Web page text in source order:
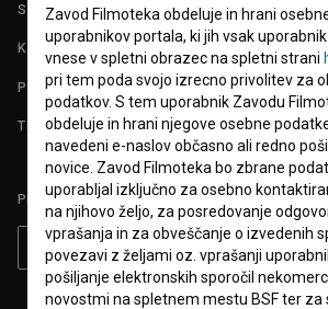
STATISTIKA
KONTAKT
POGOSTA VPRAŠANJA
TEST FUNKCIONALNOSTI
PRIJAVITE SE NA BSF NOVIČNIK:
Zavod Filmoteka obdeluje in hrani
uporabnikov portala, ki jih vsak
vnese v spletni obrazec na spletni strani
pri tem poda svojo izrecno privolitev za
podatkov. S tem uporabnik Zavodu
obdeluje in hrani njegove osebne
navedeni e-naslov občasno ali redno
novice. Zavod Filmoteka bo zbrane
uporabljal izključno za osebno
na njihovo željo, za posredovanje
vprašanja in za obveščanje o izvedenih
povezavi z željami oz. vprašanji
pošiljanje elektronskih sporočil
novostmi na spletnem mestu BSF ter za